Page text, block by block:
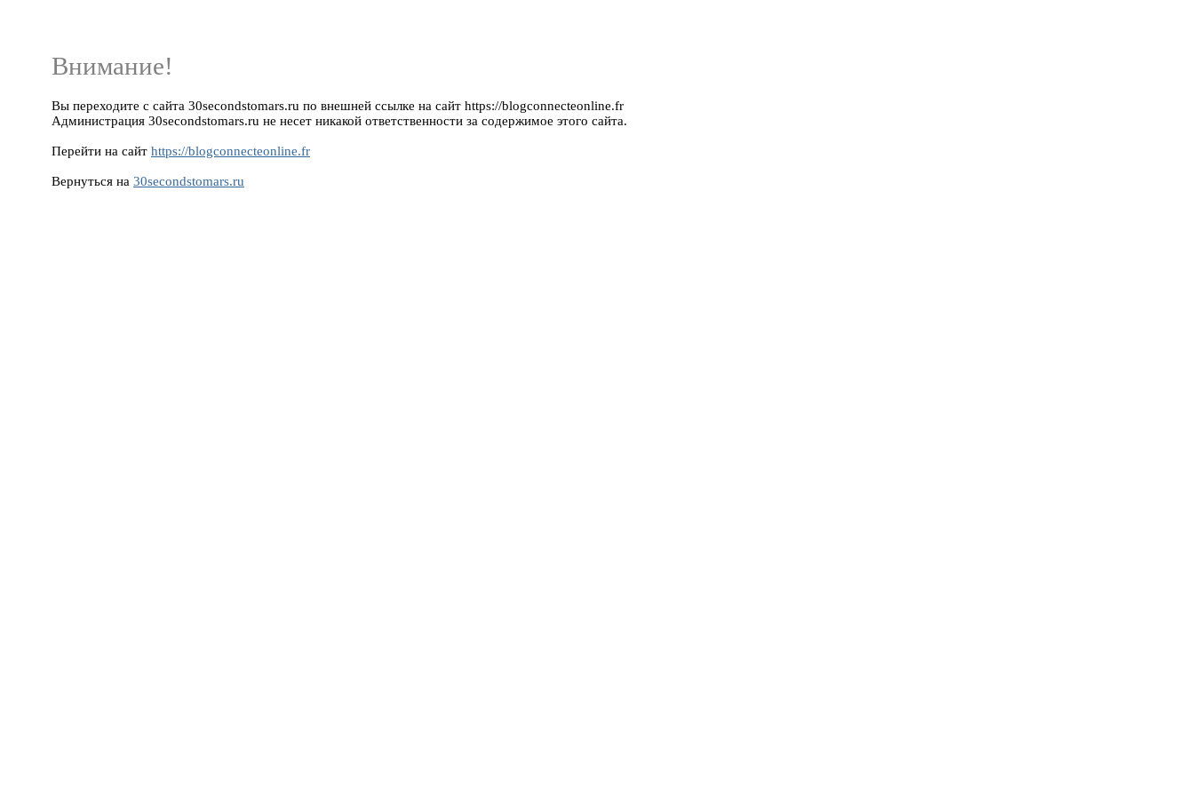
Внимание!
Вы переходите с сайта 30secondstomars.ru по внешней ссылке на сайт https://blogconnecteonline.fr
Администрация 30secondstomars.ru не несет никакой ответственности за содержимое этого сайта.
Перейти на сайт https://blogconnecteonline.fr
Вернуться на 30secondstomars.ru